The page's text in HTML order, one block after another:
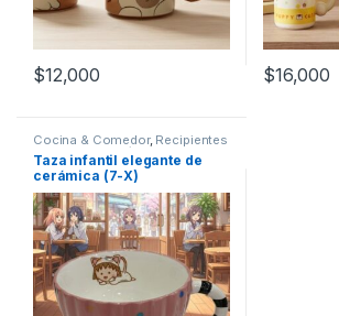
$12,000 $16,000
Cocina & Comedor, Recipientes
para bebidas y líquidos Tazas
Taza infantil elegante de
cerámica (7-X)